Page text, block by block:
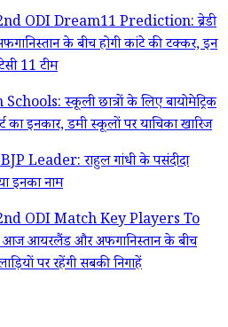
ODI Dream11 Prediction: ब्रेडी
के बीच होगी कांटे की टक्कर, इन
11 टीम
स्कूली छात्रों के लिए बायोमेट्रिक
का इनकार, डमी स्कूलों पर याचिका खारिज
Leader: राहुल गांधी के पसंदीदा
इनका नाम
ODI Match Key Players To
आज आयरलैंड और अफगानिस्तान के बीच
पर रहेंगी सबकी निगाहें